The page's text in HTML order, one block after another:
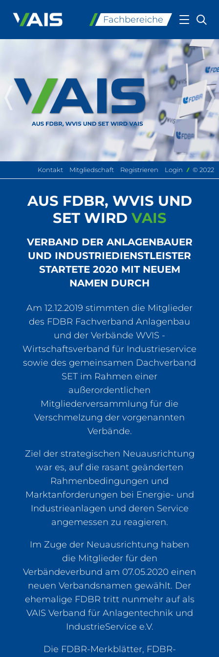
Fachbereiche
Kontakt Mitgliedschaft Registrieren Login © 2022
AUS FDBR, WVIS UND
SET WIRD VAIS
VERBAND DER ANLAGENBAUER
UND INDUSTRIEDIENSTLEISTER
STARTETE 2020 MIT NEUEM
NAMEN DURCH
Am 12.12.2019 stimmten die Mitglieder
des FDBR Fachverband Anlagenbau
und der Verbände WVIS -
Wirtschaftsverband für Industrieservice
sowie des gemeinsamen Dachverband
SET im Rahmen einer
außerordentlichen
Mitgliederversammlung für die
Verschmelzung der vorgenannten
Verbände.
Ziel der strategischen Neuausrichtung
war es, auf die rasant geänderten
Rahmenbedingungen und
Marktanforderungen bei Energie- und
Industrieanlagen und deren Service
angemessen zu reagieren.
Im Zuge der Neuausrichtung haben
die Mitglieder für den
Verbändeverbund am 07.05.2020 einen
neuen Verbandsnamen gewählt. Der
ehemalige FDBR tritt nunmehr auf als
VAIS Verband für Anlagentechnik und
IndustrieService e.V.
Die FDBR-Merkblätter, FDBR-
Der Verband
Fachbereiche
Publikationen
Weiterbildung
Kommunikation
Veranstaltungen
Mein Zugang zum VAIS